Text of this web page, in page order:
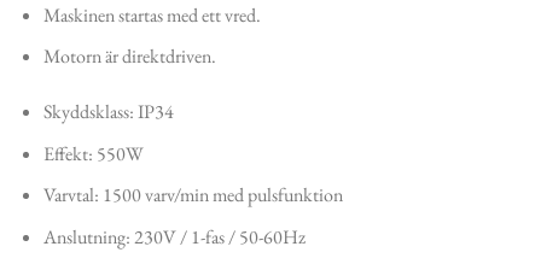
Maskinen startas med ett vred.
Motorn är direktdriven.
Skyddsklass: IP34
Effekt: 550W
Varvtal: 1500 varv/min med pulsfunktion
Anslutning: 230V / 1-fas / 50-60Hz